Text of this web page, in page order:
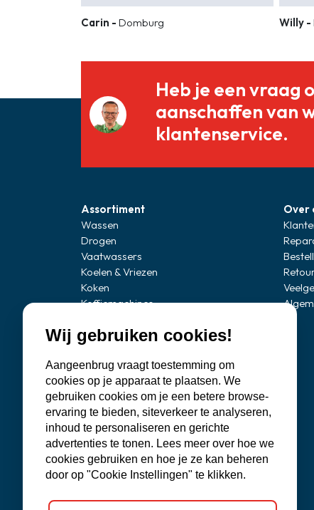
Carin - Domburg Willy -
Heb je een vraag
aanschaffen van
klantenservice.
Assortiment
Wassen
Drogen
Vaatwassers
Koelen & Vriezen
Koken
Koffiemachines
Stofzuigers
Klein huishoudelijke apparaten
Onderdelen
Aanbiedingen
Outlet
Over
Wij gebruiken cookies!
Aangeenbrug vraagt toestemming om
cookies op je apparaat te plaatsen. We
gebruiken cookies om je een betere browse-
ervaring te bieden, siteverkeer te analyseren,
inhoud te personaliseren en gerichte
advertenties te tonen. Lees meer over hoe we
cookies gebruiken en hoe je ze kan beheren
door op "Cookie Instellingen" te klikken.